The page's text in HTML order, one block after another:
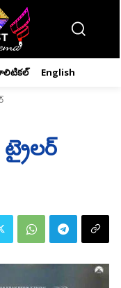
English
ట్రైలర్‌